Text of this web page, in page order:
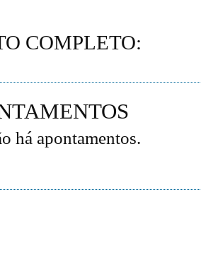
COMPLETO:
há apontamentos.